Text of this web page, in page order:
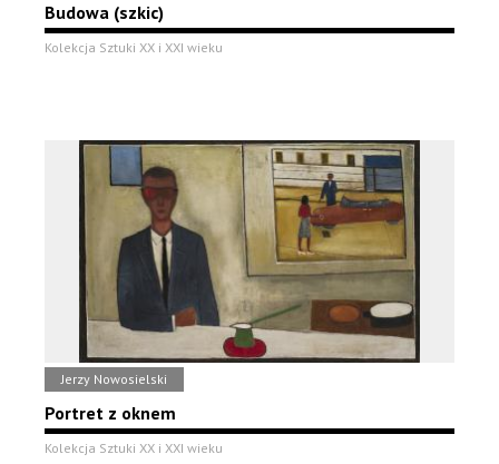
Budowa (szkic)
Kolekcja Sztuki XX i XXI wieku
Jerzy Nowosielski
Portret z oknem
Kolekcja Sztuki XX i XXI wieku